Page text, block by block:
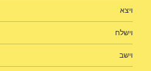
ויצא
וישלח
וישב